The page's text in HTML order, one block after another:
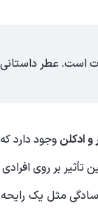
است. عطر
ادکلن وجود دارد
تأثیر بر روی
مثل یک